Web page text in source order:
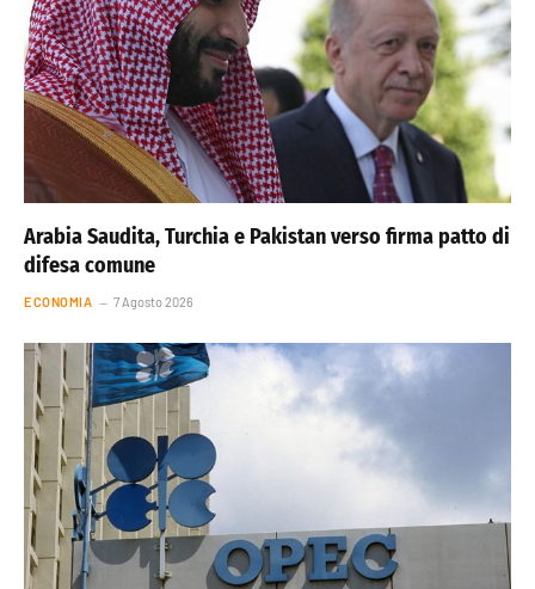
Arabia Saudita, Turchia e Pakistan verso firma patto di
difesa comune
ECONOMIA 7 Agosto 2026